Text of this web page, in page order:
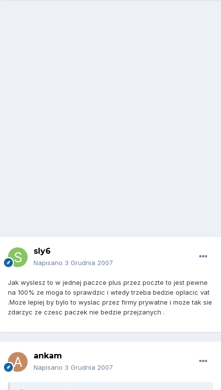
sly6
Napisano 3 Grudnia 2007
Jak wyslesz to w jednej paczce plus przez poczte to jest pewne
na 100% ze moga to sprawdzic i wtedy trzeba bedzie oplacic vat
.Moze lepiej by bylo to wyslac przez firmy prywatne i moze tak sie
zdarzyc ze czesc paczek nie bedzie przejzanych .
ankam
Napisano 3 Grudnia 2007